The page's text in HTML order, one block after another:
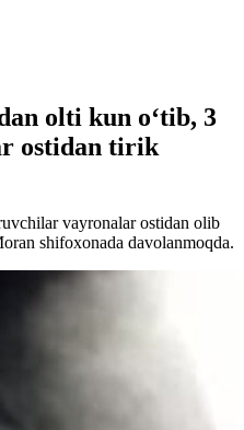
olti kun o‘tib, 3
ostidan tirik
vayronalar ostidan olib
shifoxonada davolanmoqda.